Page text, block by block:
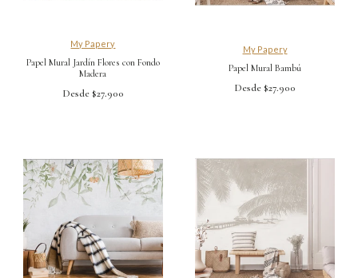
My Papery
Papel Mural Jardín Flores con Fondo
Madera
Desde $27.900
My Papery
Papel Mural Bambú
Desde $27.900